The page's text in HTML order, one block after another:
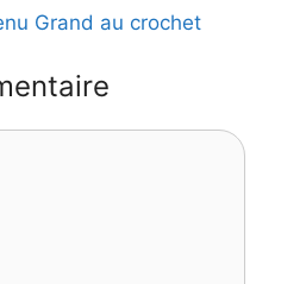
Grand au crochet